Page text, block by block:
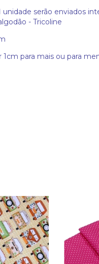
serão enviados
- Tricoline
1cm para mais ou para